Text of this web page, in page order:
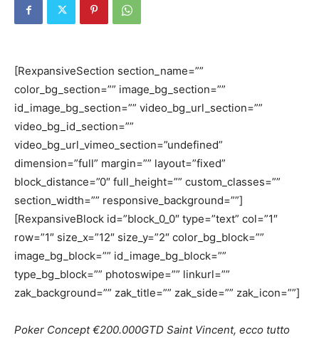
[RexpansiveSection section_name=””
color_bg_section=”” image_bg_section=””
id_image_bg_section=”” video_bg_url_section=””
video_bg_id_section=””
video_bg_url_vimeo_section=”undefined”
dimension=”full” margin=”” layout=”fixed”
block_distance=”0″ full_height=”” custom_classes=””
section_width=”” responsive_background=””]
[RexpansiveBlock id=”block_0_0″ type=”text” col=”1″
row=”1″ size_x=”12″ size_y=”2″ color_bg_block=””
image_bg_block=”” id_image_bg_block=””
type_bg_block=”” photoswipe=”” linkurl=””
zak_background=”” zak_title=”” zak_side=”” zak_icon=””]
Poker Concept €200.000GTD Saint Vincent, ecco tutto